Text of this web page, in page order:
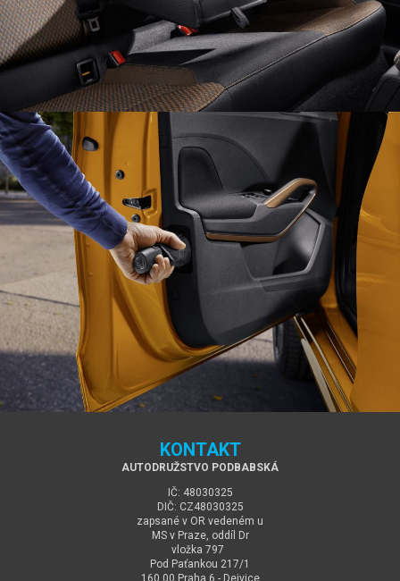
KONTAKT
AUTODRUŽSTVO PODBABSKÁ
IČ: 48030325
DIČ: CZ48030325
zapsané v OR vedeném u
MS v Praze, oddíl Dr
vložka 797
Pod Paťankou 217/1